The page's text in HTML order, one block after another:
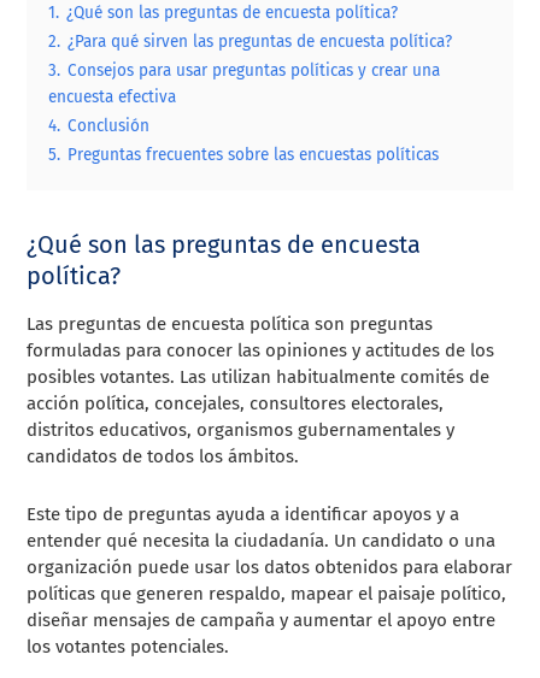
1. ¿Qué son las preguntas de encuesta política?
2. ¿Para qué sirven las preguntas de encuesta política?
3. Consejos para usar preguntas políticas y crear una
encuesta efectiva
4. Conclusión
5. Preguntas frecuentes sobre las encuestas políticas
¿Qué son las preguntas de encuesta
política?
Las preguntas de encuesta política son preguntas
formuladas para conocer las opiniones y actitudes de los
posibles votantes. Las utilizan habitualmente comités de
acción política, concejales, consultores electorales,
distritos educativos, organismos gubernamentales y
candidatos de todos los ámbitos.
Este tipo de preguntas ayuda a identificar apoyos y a
entender qué necesita la ciudadanía. Un candidato o una
organización puede usar los datos obtenidos para elaborar
políticas que generen respaldo, mapear el paisaje político,
diseñar mensajes de campaña y aumentar el apoyo entre
los votantes potenciales.